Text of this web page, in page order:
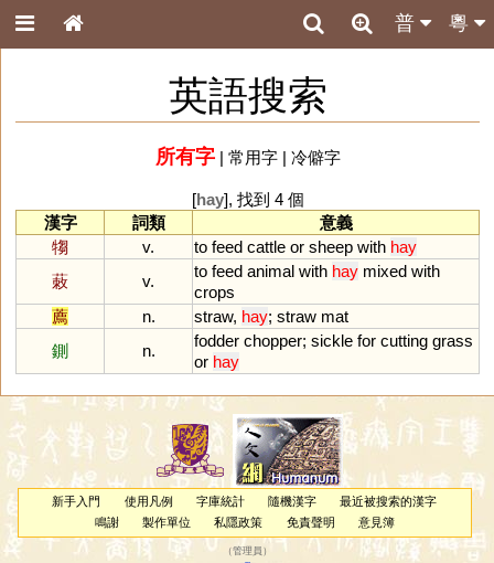
粵
普
英語搜索
所有字| 常用字| 冷僻字
[hay], 找到 4 個
漢字
詞類
意義
犓
v. to feed cattle or sheep with hay
蓛
v.
to feed animal with hay mixed with
crops
薦
n. straw, hay; straw mat
鍘
n.
fodder chopper; sickle for cutting grass
or hay
新手入門 使用凡例 字庫統計 隨機漢字
最近被搜索的漢字
鳴謝
製作單位 私隱政策 免責聲明 意見簿
（管理員 ）